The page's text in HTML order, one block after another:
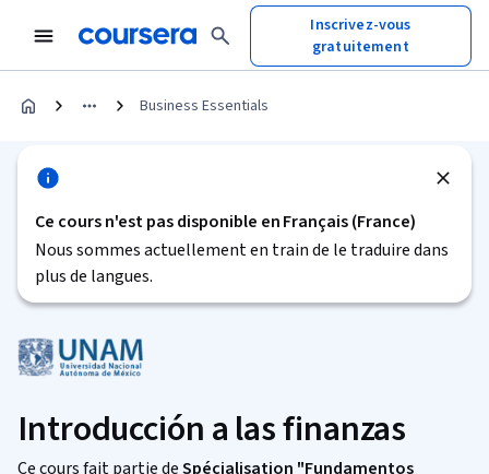
Inscrivez-vous
gratuitement
Business Essentials
Ce cours n'est pas disponible en Français (France)
Nous sommes actuellement en train de le traduire dans
plus de langues.
Introducción a las finanzas
Ce cours fait partie deSpécialisation "Fundamentos